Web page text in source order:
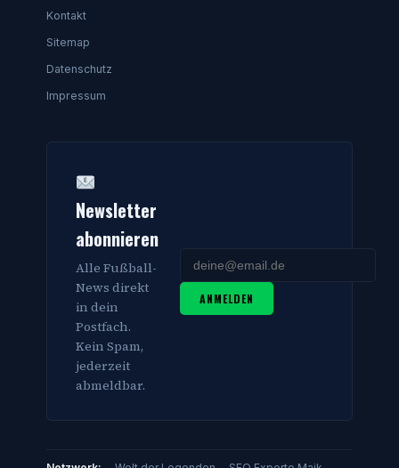
Kontakt
Sitemap
Datenschutz
Impressum
Newsletter
abonnieren
Alle Fußball-
News direkt
in dein
Postfach.
Kein Spam,
jederzeit
abmeldbar.
ANMELDEN